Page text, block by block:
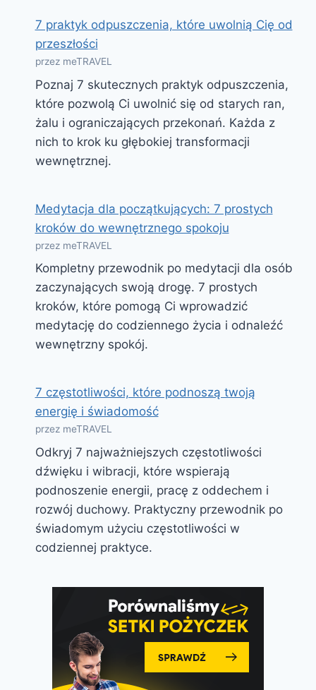
7 praktyk odpuszczenia, które uwolnią Cię od
przeszłości
przez meTRAVEL
Poznaj 7 skutecznych praktyk odpuszczenia,
które pozwolą Ci uwolnić się od starych ran,
żalu i ograniczających przekonań. Każda z
nich to krok ku głębokiej transformacji
wewnętrznej.
Medytacja dla początkujących: 7 prostych
kroków do wewnętrznego spokoju
przez meTRAVEL
Kompletny przewodnik po medytacji dla osób
zaczynających swoją drogę. 7 prostych
kroków, które pomogą Ci wprowadzić
medytację do codziennego życia i odnaleźć
wewnętrzny spokój.
7 częstotliwości, które podnoszą twoją
energię i świadomość
przez meTRAVEL
Odkryj 7 najważniejszych częstotliwości
dźwięku i wibracji, które wspierają
podnoszenie energii, pracę z oddechem i
rozwój duchowy. Praktyczny przewodnik po
świadomym użyciu częstotliwości w
codziennej praktyce.